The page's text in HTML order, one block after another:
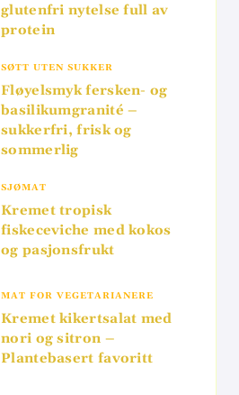
glutenfri nytelse full av
protein
SØTT UTEN SUKKER
Fløyelsmyk fersken- og
basilikumgranité –
sukkerfri, frisk og
sommerlig
SJØMAT
Kremet tropisk
fiskeceviche med kokos
og pasjonsfrukt
MAT FOR VEGETARIANERE
Kremet kikertsalat med
nori og sitron –
Plantebasert favoritt